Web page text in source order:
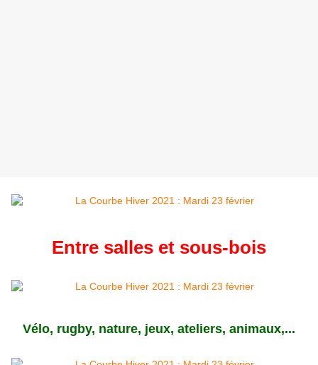
Entre salles et sous-bois
Vélo, rugby, nature, jeux, ateliers, animaux,...